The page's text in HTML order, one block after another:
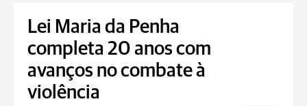
Lei Maria da Penha
completa 20 anos com
avanços no combate à
violência